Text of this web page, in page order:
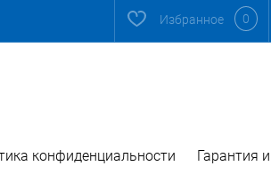
Избранное 0
конфиденциальности Гарантия